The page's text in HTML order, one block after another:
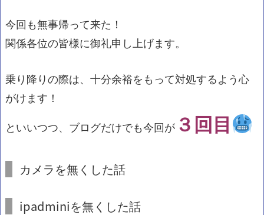
今回も無事帰って来た！
関係各位の皆様に御礼申し上げます。
乗り降りの際は、十分余裕をもって対処するよう心
がけます！
といいつつ、ブログだけでも今回が ３回目
カメラを無くした話
ipadminiを無くした話